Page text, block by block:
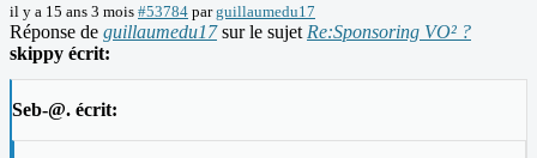
il y a 15 ans 3 mois #53784 parguillaumedu17
Réponse de guillaumedu17sur le sujet Re:Sponsoring VO² ?
skippy écrit:
Seb-@. écrit: